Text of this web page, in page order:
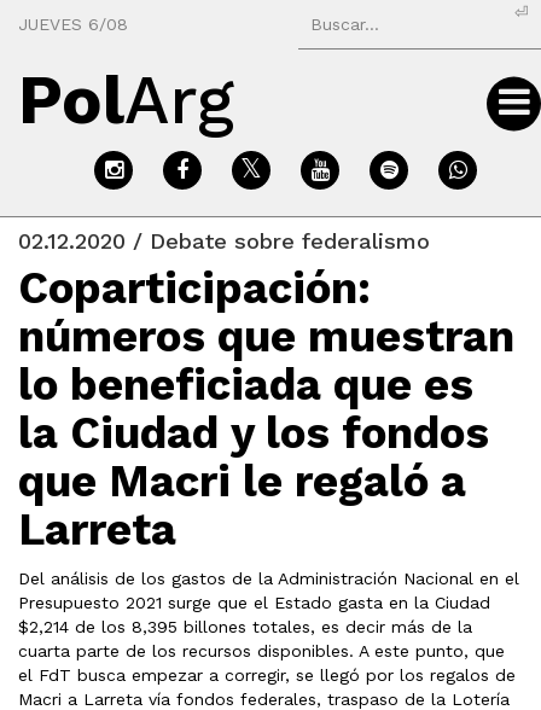
JUEVES 6/08
⏎
PolArg
02.12.2020 / Debate sobre federalismo
Coparticipación:
números que muestran
lo beneficiada que es
la Ciudad y los fondos
que Macri le regaló a
Larreta
Del análisis de los gastos de la Administración Nacional en el
Presupuesto 2021 surge que el Estado gasta en la Ciudad
$2,214 de los 8,395 billones totales, es decir más de la
cuarta parte de los recursos disponibles. A este punto, que
el FdT busca empezar a corregir, se llegó por los regalos de
Macri a Larreta vía fondos federales, traspaso de la Lotería